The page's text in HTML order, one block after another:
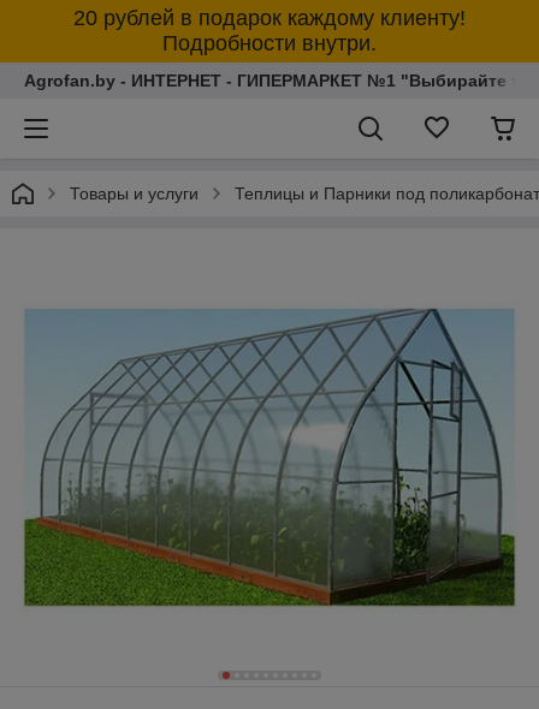
20 рублей в подарок каждому клиенту!
Подробности внутри.
Agrofan.by - ИНТЕРНЕТ - ГИПЕРМАРКЕТ №1 "Выбирайте
Товары и услуги Теплицы и Парники под поликарбонат